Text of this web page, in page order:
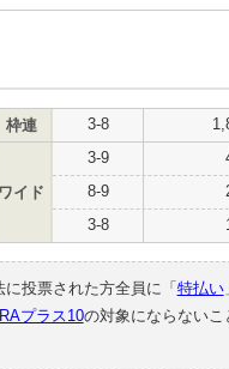
枠連 3-8
ワイド
3-9
8-9
3-8
投票された方全員に「 特払い
プラス10の対象にならないこ